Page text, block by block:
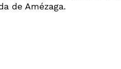
de Amézaga.